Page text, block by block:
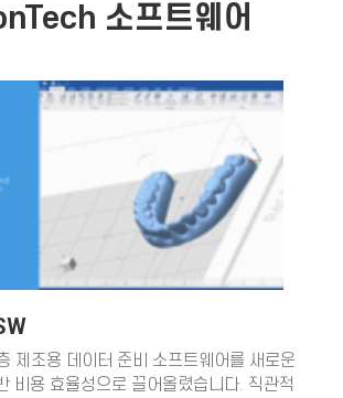
소프트웨어
제조용 데이터 준비 소프트웨어를 새로운
비용 효율성으로 끌어올렸습니다. 직관적